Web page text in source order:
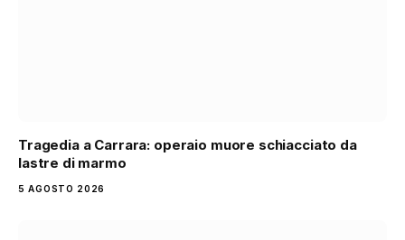
Tragedia a Carrara: operaio muore schiacciato da
lastre di marmo
5 AGOSTO 2026